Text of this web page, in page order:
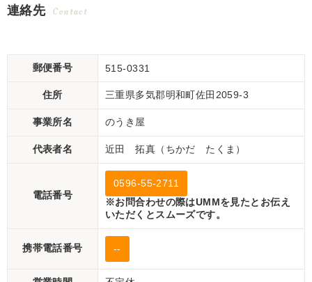
連絡先 Contact
郵便番号 515-0331
住所 三重県多気郡明和町佐田2059-3
事業所名 のうき屋
代表者名 近田 拓真（ちかだ たくま）
電話番号
0596-55-2711
※お問合わせの際はUMMを見たとお伝え
いただくとスムーズです。
携帯電話番号 --